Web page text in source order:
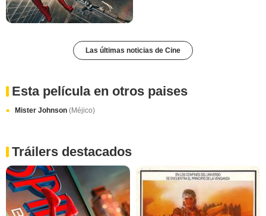
Las últimas noticias de Cine
Esta película en otros paises
Mister Johnson (Méjico)
Tráilers destacados